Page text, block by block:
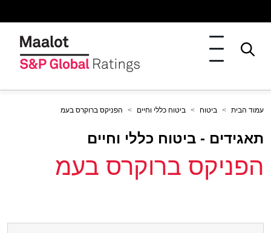
עמוד הבית ביטוח ביטוח כללי וחיים הפניקס ברוקרס בעמ
תאגידים - ביטוח כללי וחיים
הפניקס ברוקרס בעמ